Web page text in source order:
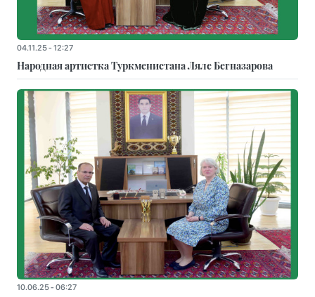
04.11.25 - 12:27
Народная артистка Туркменистана Ляле Бегназарова
10.06.25 - 06:27